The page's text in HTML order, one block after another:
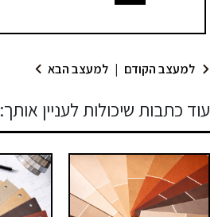
למעצב הקודם | למעצב הבא
עוד כתבות שיכולות לעניין אותך: